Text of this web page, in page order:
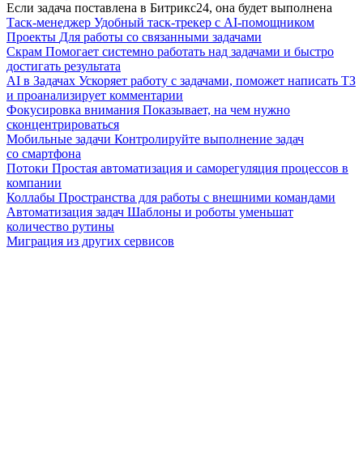
Если задача поставлена в Битрикс24, она будет выполнена
Таск-менеджер Удобный таск-трекер с AI-помощником
Проекты Для работы со связанными задачами
Скрам Помогает системно работать над задачами и быстро
достигать результата
AI в Задачах Ускоряет работу с задачами, поможет написать ТЗ
и проанализирует комментарии
Фокусировка внимания Показывает, на чем нужно
сконцентрироваться
Мобильные задачи Контролируйте выполнение задач
со смартфона
Потоки Простая автоматизация и саморегуляция процессов в
компании
Коллабы Пространства для работы с внешними командами
Автоматизация задач Шаблоны и роботы уменьшат
количество рутины
Миграция из других сервисов